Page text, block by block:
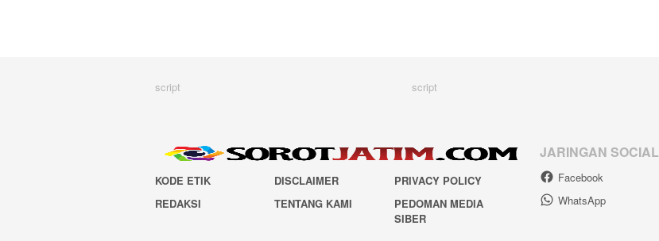
script script
KODE ETIK DISCLAIMER
PRIVACY POLICY
REDAKSI
TENTANG KAMI
PEDOMAN MEDIA
SIBER
JARINGAN SOCIAL
Facebook
WhatsApp